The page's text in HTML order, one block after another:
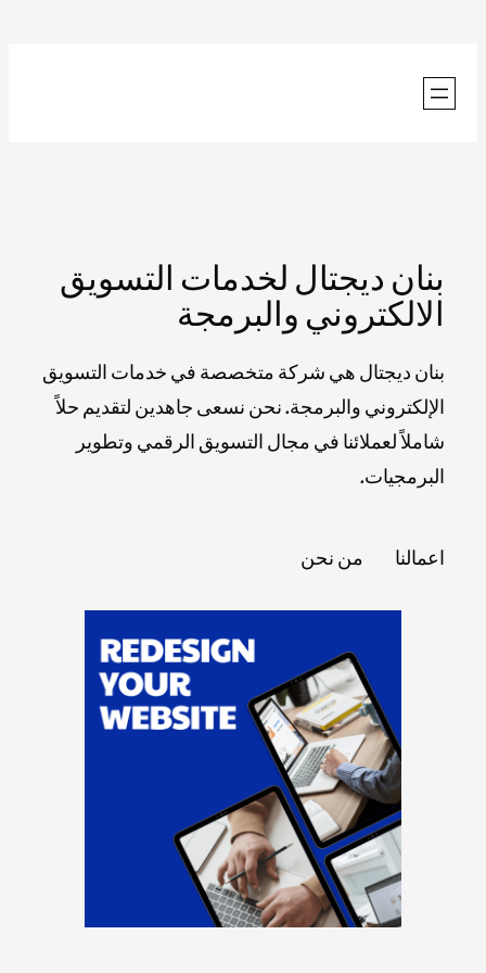
المحتوى
بنان ديجتال لخدمات التسويق
الالكتروني والبرمجة
بنان ديجتال هي شركة متخصصة في خدمات التسويق
الإلكتروني والبرمجة. نحن نسعى جاهدين لتقديم حلاً
شاملاً لعملائنا في مجال التسويق الرقمي وتطوير
البرمجيات.
اعمالنا من نحن